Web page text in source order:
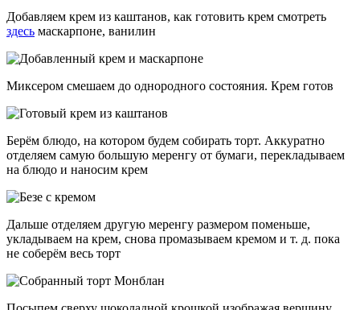
Добавляем крем из каштанов, как готовить крем смотреть
здесь маскарпоне, ванилин
Миксером смешаем до однородного состояния. Крем готов
Берём блюдо, на котором будем собирать торт. Аккуратно
отделяем самую большую меренгу от бумаги, перекладываем
на блюдо и наносим крем
Дальше отделяем другую меренгу размером поменьше,
укладываем на крем, снова промазываем кремом и т. д. пока
не соберём весь торт